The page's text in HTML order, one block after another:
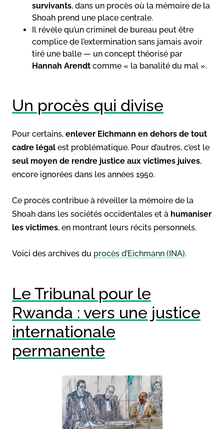
survivants, dans un procès où la mémoire de la
Shoah prend une place centrale.
Il révèle qu’un criminel de bureau peut être
complice de l’extermination sans jamais avoir
tiré une balle — un concept théorisé par
Hannah Arendt comme « la banalité du mal ».
Un procès qui divise
Pour certains, enlever Eichmann en dehors de tout
cadre légal est problématique. Pour d’autres, c’est le
seul moyen de rendre justice aux victimes juives,
encore ignorées dans les années 1950.
Ce procès contribue à réveiller la mémoire de la
Shoah dans les sociétés occidentales et à humaniser
les victimes, en montrant leurs récits personnels.
Voici des archives du procès d’Eichmann (INA).
Le Tribunal pour le
Rwanda : vers une justice
internationale
permanente